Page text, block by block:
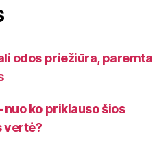
odos priežiūra, paremta
nuo ko priklauso šios
vertė?